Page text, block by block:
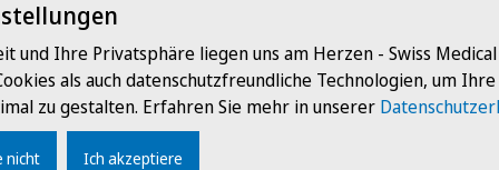
und Ihre Privatsphäre liegen uns am Herzen - Swiss
als auch datenschutzfreundliche Technologien, um
zu gestalten. Erfahren Sie mehr in unserer
nicht Ich akzeptiere